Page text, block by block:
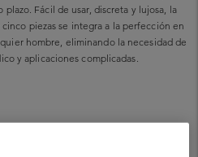
Fácil de usar, discreta y lujosa, la
piezas se integra a la perfección en
hombre, eliminando la necesidad de
y aplicaciones complicadas.